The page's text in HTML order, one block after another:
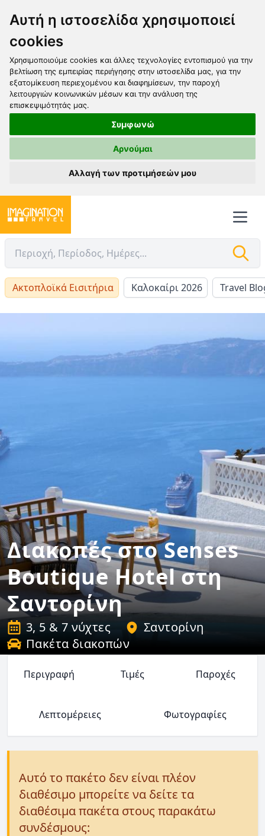
Αυτή η ιστοσελίδα χρησιμοποιεί
cookies
Χρησιμοποιούμε cookies και άλλες τεχνολογίες εντοπισμού για την
βελτίωση της εμπειρίας περιήγησης στην ιστοσελίδα μας, για την
εξατομίκευση περιεχομένου και διαφημίσεων, την παροχή
λειτουργιών κοινωνικών μέσων και την ανάλυση της
επισκεψιμότητάς μας.
Συμφωνώ
Αρνούμαι
Αλλαγή των προτιμήσεών μου
Ακτοπλοϊκά Εισιτήρια Καλοκαίρι 2026 Travel
Διακοπές στο Senses
Boutique Hotel στη
Σαντορίνη
3, 5 & 7 νύχτες
Σαντορίνη
Πακέτα διακοπών
Περιγραφή Τιμές Παροχές
Λεπτομέρειες Φωτογραφίες
Αυτό το πακέτο δεν είναι πλέον
διαθέσιμο μπορείτε να δείτε τα
διαθέσιμα πακέτα στους παρακάτω
συνδέσμους: